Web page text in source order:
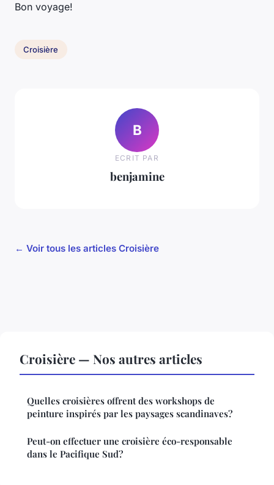
Bon voyage!
Croisière
B
ECRIT PAR
benjamine
← Voir tous les articles Croisière
Croisière — Nos autres articles
Quelles croisières offrent des workshops de
peinture inspirés par les paysages scandinaves?
Peut-on effectuer une croisière éco-responsable
dans le Pacifique Sud?